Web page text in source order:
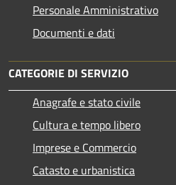
Personale Amministrativo
Documenti e dati
CATEGORIE DI SERVIZIO
Anagrafe e stato civile
Cultura e tempo libero
Imprese e Commercio
Catasto e urbanistica